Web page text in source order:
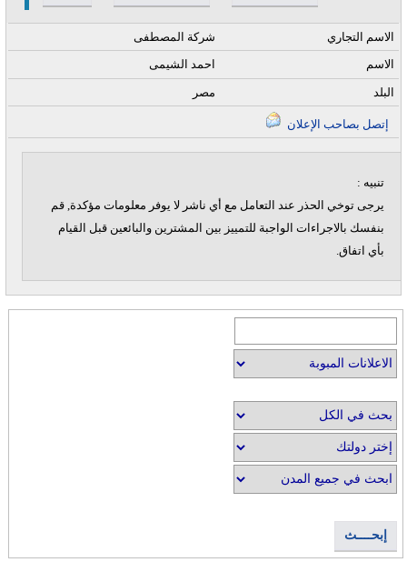
شركة المصطفى
الاسم التجاري
احمد الشيمى
الاسم
مصر البلد
تنبيه :
يرجى توخي الحذر عند التعامل مع أي ناشر لا يوفر معلومات مؤكدة, قم
بنفسك بالاجراءات الواجبة للتمييز بين المشترين والبائعين قبل القيام
بأي اتفاق.
إبحــــث